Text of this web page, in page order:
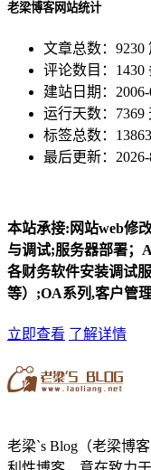
老梁博客网站统计
文章总数：9230
评论数目：1430
建站日期：2006-
运行天数：7369
标签总数：
最后更新：2026-
本站承接:网站web修
与调试;服务器部署；
各财务软件安装调试
等）;OA系列,客户管
立即查看 了解详情
老梁`s Blog（老梁博